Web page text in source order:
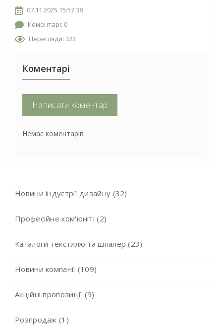
07.11.2025 15:57:38
Коментарі: 0
Перегляди: 323
Коментарі
Написати коментар
Немає коментарів
Новини індустрії дизайну (32)
Професійне ком'юніті (2)
Каталоги текстилю та шпалер (23)
Новини компанії (109)
Акційні пропозиції (9)
Розпродаж (1)